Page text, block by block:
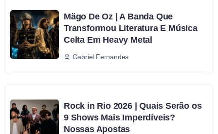
Mägo De Oz | A Banda Que
Transformou Literatura E Música
Celta Em Heavy Metal
Gabriel Fernandes
Rock in Rio 2026 | Quais Serão os
9 Shows Mais Imperdíveis?
Nossas Apostas